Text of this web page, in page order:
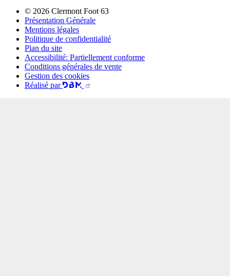
© 2026 Clermont Foot 63
Présentation Générale
Mentions légales
Politique de confidentialité
Plan du site
Accessibilité: Partiellement conforme
Conditions générales de vente
Gestion des cookies
Réalisé par